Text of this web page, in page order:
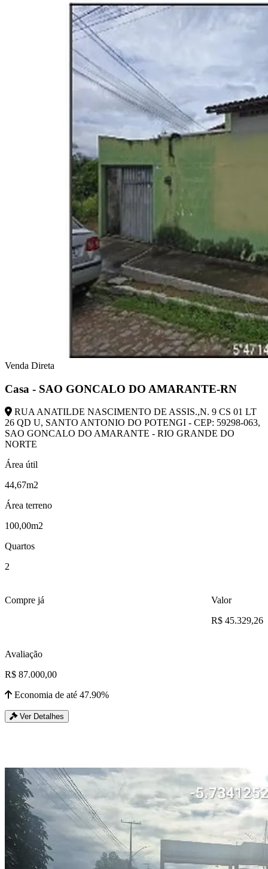
Venda Direta
Casa - SAO GONCALO DO AMARANTE-RN
RUA ANATILDE NASCIMENTO DE ASSIS.,N. 9 CS 01 LT
26 QD U, SANTO ANTONIO DO POTENGI - CEP: 59298-063,
SAO GONCALO DO AMARANTE - RIO GRANDE DO
NORTE
Área útil
44,67m2
Área terreno
100,00m2
Quartos
2
Compre já
Valor
R$ 45.329,26
Avaliação
R$ 87.000,00
Economia de até 47.90%
Ver Detalhes